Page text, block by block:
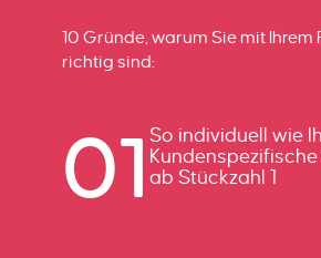
10 Gründe, warum Sie mit Ihrem
richtig sind:
01 So individuell wie
ab Stückzahl 1